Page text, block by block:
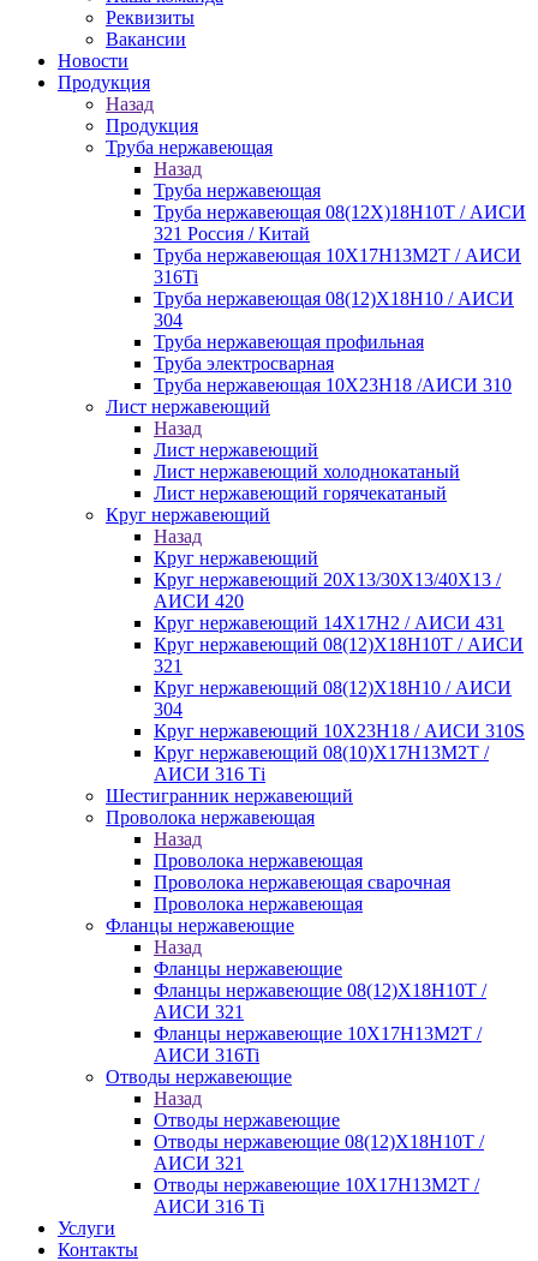
Реквизиты
Вакансии
Новости
Продукция
Назад
Продукция
Труба нержавеющая
Назад
Труба нержавеющая
Труба нержавеющая 08(12Х)18Н10Т / АИСИ
321 Россия / Китай
Труба нержавеющая 10Х17Н13М2Т / АИСИ
316Ti
Труба нержавеющая 08(12)Х18Н10 / АИСИ
304
Труба нержавеющая профильная
Труба электросварная
Труба нержавеющая 10Х23Н18 /АИСИ 310
Лист нержавеющий
Назад
Лист нержавеющий
Лист нержавеющий холоднокатаный
Лист нержавеющий горячекатаный
Круг нержавеющий
Назад
Круг нержавеющий
Круг нержавеющий 20Х13/30Х13/40Х13 /
АИСИ 420
Круг нержавеющий 14Х17Н2 / АИСИ 431
Круг нержавеющий 08(12)Х18Н10Т / АИСИ
321
Круг нержавеющий 08(12)Х18Н10 / АИСИ
304
Круг нержавеющий 10Х23Н18 / АИСИ 310S
Круг нержавеющий 08(10)Х17Н13М2Т /
АИСИ 316 Тi
Шестигранник нержавеющий
Проволока нержавеющая
Назад
Проволока нержавеющая
Проволока нержавеющая сварочная
Проволока нержавеющая
Фланцы нержавеющие
Назад
Фланцы нержавеющие
Фланцы нержавеющие 08(12)Х18Н10Т /
АИСИ 321
Фланцы нержавеющие 10Х17Н13М2Т /
АИСИ 316Ti
Отводы нержавеющие
Назад
Отводы нержавеющие
Отводы нержавеющие 08(12)Х18Н10Т /
АИСИ 321
Отводы нержавеющие 10Х17Н13М2Т /
АИСИ 316 Ti
Услуги
Контакты